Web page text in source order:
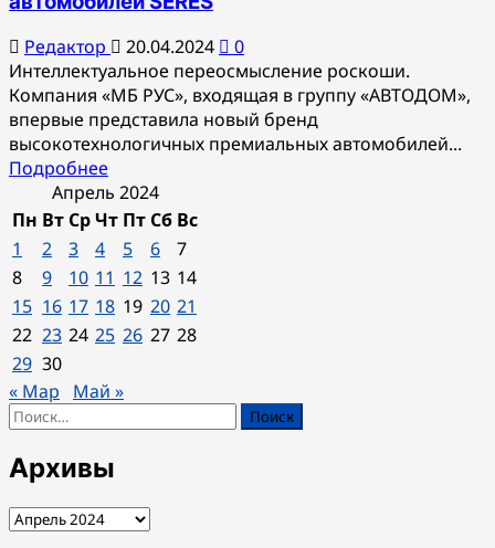
Редактор 20.04.2024
0
Интеллектуальное переосмысление роскоши.
Компания «МБ РУС», входящая в группу «АВТОДОМ»,
впервые представила новый бренд
высокотехнологичных премиальных автомобилей...
Подробнее
больше
о
Компания
«МБ
РУС»:
российская
премьера
премиальных
автомобилей
SERES
Апрель 2024
Пн Вт СрЧт Пт Сб Вс
1
2 3 4 5 6
7
8
9 10 11 12 13 14
15 16 17 18 19 20 21
22 23 24 25 26 27 28
29 30
« Мар
Май »
Найти:
Архивы
Архивы